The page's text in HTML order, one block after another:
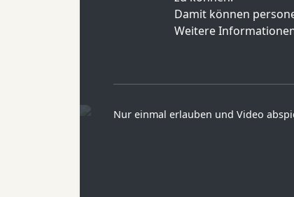
Damit können
Weitere
Nur einmal erlauben und Video